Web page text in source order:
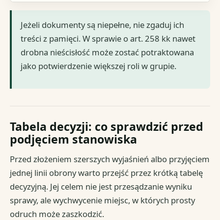
Jeżeli dokumenty są niepełne, nie zgaduj ich
treści z pamięci. W sprawie o art. 258 kk nawet
drobna nieścisłość może zostać potraktowana
jako potwierdzenie większej roli w grupie.
Tabela decyzji: co sprawdzić przed
podjęciem stanowiska
Przed złożeniem szerszych wyjaśnień albo przyjęciem
jednej linii obrony warto przejść przez krótką tabelę
decyzyjną. Jej celem nie jest przesądzanie wyniku
sprawy, ale wychwycenie miejsc, w których prosty
odruch może zaszkodzić.